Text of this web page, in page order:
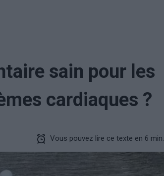
sain pour les
cardiaques ?
Vous pouvez lire ce texte en 6 min.